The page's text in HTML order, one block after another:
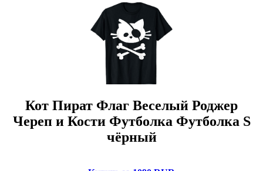
Кот Пират Флаг Веселый Роджер
Череп и Кости Футболка Футболка S
чёрный